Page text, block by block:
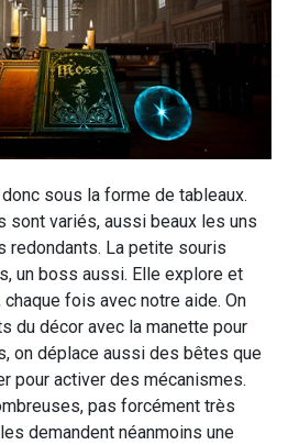
sous la forme de tableaux.
sont variés, aussi beaux les uns
redondants. La petite souris
un boss aussi. Elle explore et
fois avec notre aide. On
du décor avec la manette pour
on déplace aussi des bêtes que
pour activer des mécanismes.
pas forcément très
demandent néanmoins une